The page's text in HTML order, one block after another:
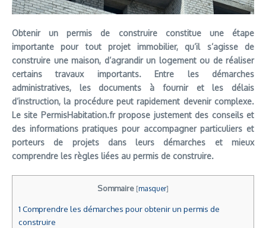
Obtenir un permis de construire constitue une étape
importante pour tout projet immobilier, qu’il s’agisse de
construire une maison, d’agrandir un logement ou de réaliser
certains travaux importants. Entre les démarches
administratives, les documents à fournir et les délais
d’instruction, la procédure peut rapidement devenir complexe.
Le site PermisHabitation.fr propose justement des conseils et
des informations pratiques pour accompagner particuliers et
porteurs de projets dans leurs démarches et mieux
comprendre les règles liées au permis de construire.
Sommaire [masquer]
1 Comprendre les démarches pour obtenir un permis de
construire